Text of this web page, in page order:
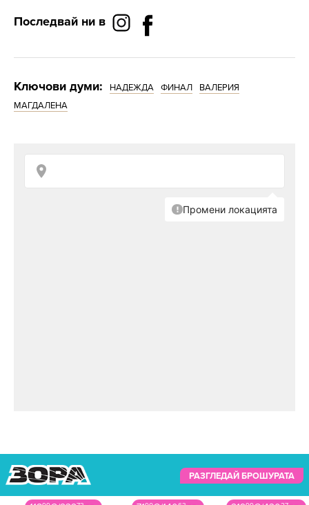
Валерия, когато вече е извън кадър.
Последвай ни в
Ключови думи: НАДЕЖДА ФИНАЛ
ВАЛЕРИЯ
МАГДАЛЕНА
РАЗГЛЕДАЙ БРОШУРАТА